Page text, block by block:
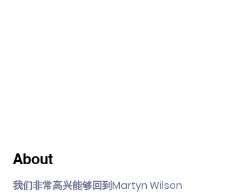
About
我们非常高兴能够回到Martyn Wilson